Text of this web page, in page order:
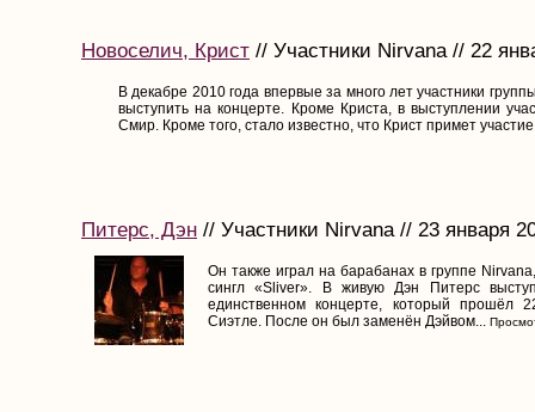
Новоселич, Крист // Участники Nirvana // 22
В декабре 2010 года впервые за много лет участники
выступить на концерте. Кроме Криста, в выступлении
Смир. Кроме того, стало известно, что Крист примет участие
Питерс, Дэн // Участники Nirvana // 23 января
Он также играл на барабанах в группе
сингл «Sliver». В живую Дэн Питерс
единственном концерте, который прошёл
Сиэтле. После он был заменён Дэйвом...